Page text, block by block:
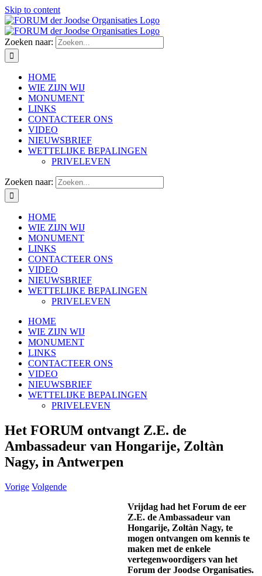
Skip to content
Zoeken naar:
HOME
WIE ZIJN WIJ
MONUMENT
LINKS
CONTACTEER ONS
VIDEO
NIEUWSBRIEF
WETTELIJKE BEPALINGEN
PRIVELEVEN
Zoeken naar:
HOME
WIE ZIJN WIJ
MONUMENT
LINKS
CONTACTEER ONS
VIDEO
NIEUWSBRIEF
WETTELIJKE BEPALINGEN
PRIVELEVEN
HOME
WIE ZIJN WIJ
MONUMENT
LINKS
CONTACTEER ONS
VIDEO
NIEUWSBRIEF
WETTELIJKE BEPALINGEN
PRIVELEVEN
Het FORUM ontvangt Z.E. de
Ambassadeur van Hongarije, Zoltàn
Nagy, in Antwerpen
Vorige Volgende
Vrijdag had het Forum de eer
Z.E. de Ambassadeur van
Hongarije, Zoltàn Nagy, te
mogen ontvangen om kennis te
maken met de enkele
vertegenwoordigers van het
Forum der Joodse Organisaties.